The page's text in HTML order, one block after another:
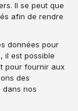
Il se peut que
afin de rendre
données pour
il est possible
pour fournir aux
des
nos